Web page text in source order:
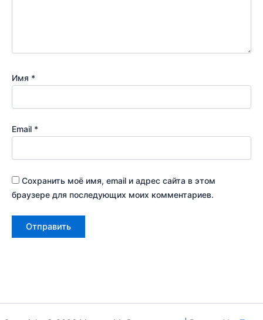
Имя *
Email *
Сохранить моё имя, email и адрес сайта в этом
браузере для последующих моих комментариев.